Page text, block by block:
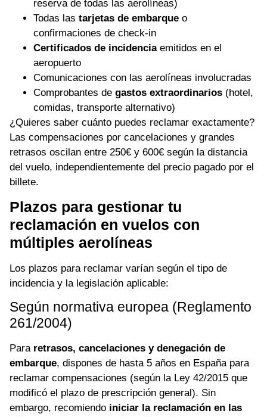
reserva de todas las aerolíneas)
Todas las tarjetas de embarque o
confirmaciones de check-in
Certificados de incidenciaemitidos en el
aeropuerto
Comunicaciones con las aerolíneas involucradas
Comprobantes de gastos extraordinarios (hotel,
comidas, transporte alternativo)
¿Quieres saber cuánto puedes reclamar exactamente?
Las compensaciones por cancelaciones y grandes
retrasos oscilan entre 250€ y 600€ según la distancia
del vuelo, independientemente del precio pagado por el
billete.
Plazos para gestionar tu
reclamación en vuelos con
múltiples aerolíneas
Los plazos para reclamar varían según el tipo de
incidencia y la legislación aplicable:
Según normativa europea (Reglamento
261/2004)
Para retrasos, cancelaciones y denegación de
embarque, dispones de hasta 5 años en España para
reclamar compensaciones (según la Ley 42/2015 que
modificó el plazo de prescripción general). Sin
embargo, recomiendo iniciar la reclamación en las